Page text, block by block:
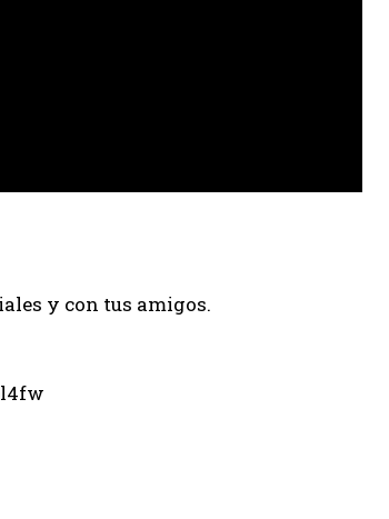
y con tus amigos.